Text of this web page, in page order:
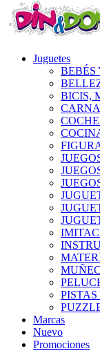
Juguetes
BEBÉS
BICIS,
PISTAS
Marcas
Nuevo
Promociones